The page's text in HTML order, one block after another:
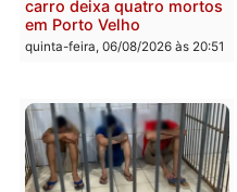
Casal é preso pela PRF
com mais de 72 quilos de
mercúrio escondidos em